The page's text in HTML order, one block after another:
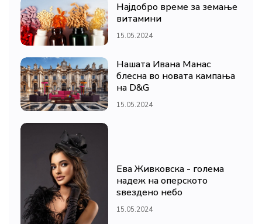
Најдобро време за земање
витамини
15.05.2024
Нашата Ивана Манас
блесна во новата кампања
на D&G
15.05.2024
Ева Живковска - голема
надеж на оперското
ѕвездено небо
15.05.2024